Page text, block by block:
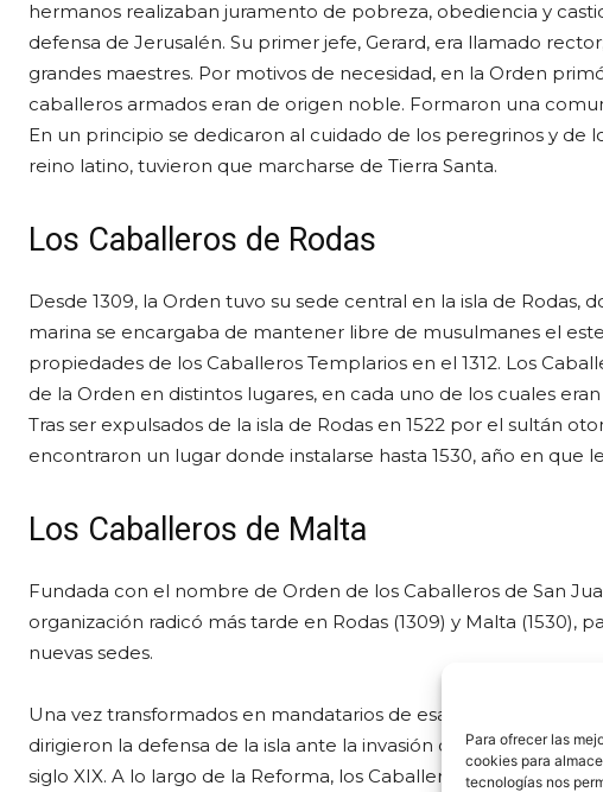
Para ofrecer las
cookies para
tecnologías nos
hermanos realizaban juramento de pobreza, obediencia y
defensa de Jerusalén. Su primer jefe, Gerard, era llamado
grandes maestres. Por motivos de necesidad, en la Orden
caballeros armados eran de origen noble. Formaron una
En un principio se dedicaron al cuidado de los peregrinos y de
reino latino, tuvieron que marcharse de Tierra Santa.
Los Caballeros de Rodas
Desde 1309, la Orden tuvo su sede central en la isla de
marina se encargaba de mantener libre de musulmanes el
propiedades de los Caballeros Templarios en el 1312. Los
de la Orden en distintos lugares, en cada uno de los cuales
Tras ser expulsados de la isla de Rodas en 1522 por el sultán
encontraron un lugar donde instalarse hasta 1530, año en que
Los Caballeros de Malta
Fundada con el nombre de Orden de los Caballeros de San
organización radicó más tarde en Rodas (1309) y Malta (1530),
nuevas sedes.
Una vez transformados en mandatarios de esa isla, los
dirigieron la defensa de la isla ante la invasión otomana en
siglo XIX. A lo largo de la Reforma, los Caballeros de Malta